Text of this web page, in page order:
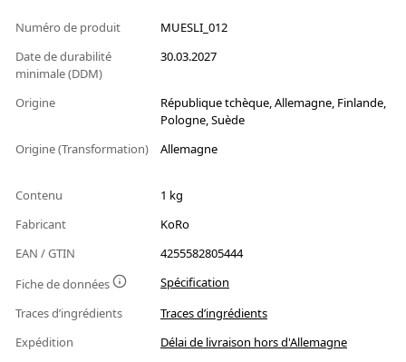
Numéro de produit
MUESLI_012
Date de durabilité
minimale (DDM)
30.03.2027
Origine
République tchèque, Allemagne, Finlande,
Pologne, Suède
Origine (Transformation)
Allemagne
Contenu
1 kg
Fabricant
KoRo
EAN / GTIN
4255582805444
Fiche de données
Spécification
Traces d’ingrédients
Traces d’ingrédients
Expédition
Délai de livraison hors d'Allemagne